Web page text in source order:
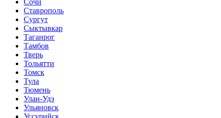
Сочи
Ставрополь
Сургут
Сыктывкар
Таганрог
Тамбов
Тверь
Тольятти
Томск
Тула
Тюмень
Улан-Удэ
Ульяновск